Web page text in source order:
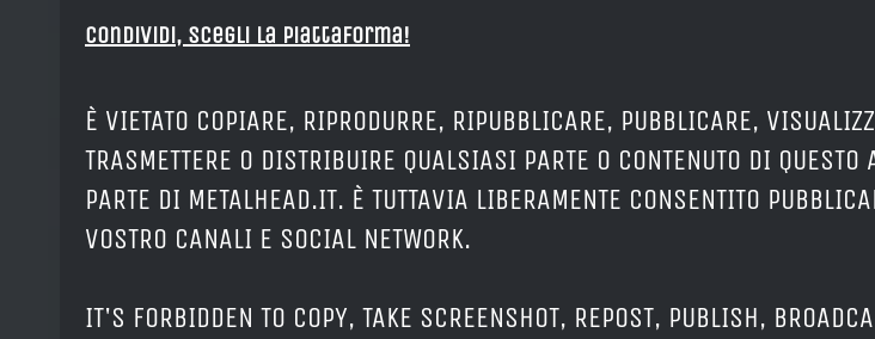
Condividi, Scegli la piattaforma!
È VIETATO COPIARE, RIPRODURRE, RIPUBBLICARE, PUBBLICARE,
TRASMETTERE O DISTRIBUIRE QUALSIASI PARTE O CONTENUTO DI
PARTE DI METALHEAD.IT. È TUTTAVIA LIBERAMENTE CONSENTITO
VOSTRO CANALI E SOCIAL NETWORK.
IT'S FORBIDDEN TO COPY, TAKE SCREENSHOT, REPOST, PUBLISH,